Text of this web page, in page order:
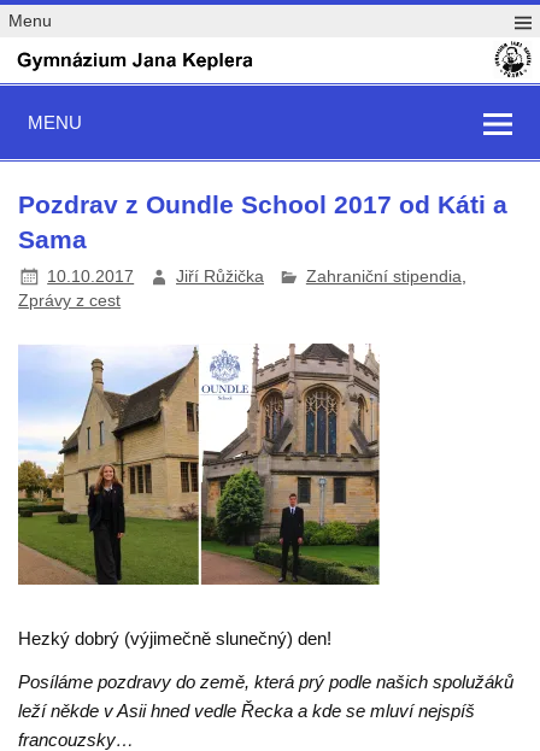
Menu
MENU
Pozdrav z Oundle School 2017 od Káti a
Sama
10.10.2017 Jiří Růžička Zahraniční stipendia
Zprávy z cest
Hezký dobrý (výjimečně slunečný) den!
Posíláme pozdravy do země, která prý podle našich spolužáků
leží někde v Asii hned vedle Řecka a kde se mluví nejspíš
francouzsky…